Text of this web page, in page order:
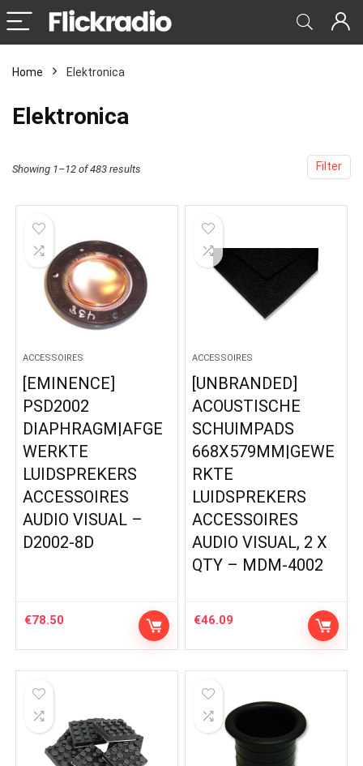
Home Elektronica
Elektronica
Filter
Showing 1–12 of 483 results
ACCESSOIRES
[EMINENCE]
PSD2002
DIAPHRAGM|AFGE
WERKTE
LUIDSPREKERS
ACCESSOIRES
AUDIO VISUAL –
D2002-8D
€78.50
ACCESSOIRES
[UNBRANDED]
ACOUSTISCHE
SCHUIMPADS
668X579MM|GEWE
RKTE
LUIDSPREKERS
ACCESSOIRES
AUDIO VISUAL, 2 X
QTY – MDM-4002
€46.09